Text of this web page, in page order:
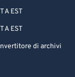
A EST
A EST
di archivi